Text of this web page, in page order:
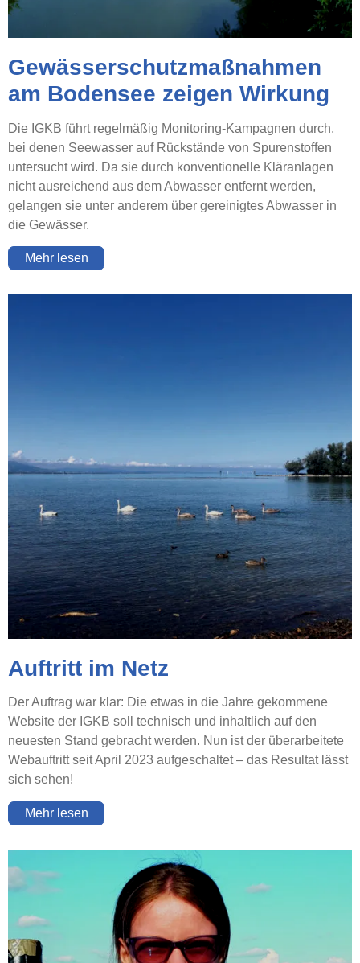
Gewässerschutzmaßnahmen
am Bodensee zeigen Wirkung
Die IGKB führt regelmäßig Monitoring-Kampagnen durch,
bei denen Seewasser auf Rückstände von Spurenstoffen
untersucht wird. Da sie durch konventionelle Kläranlagen
nicht ausreichend aus dem Abwasser entfernt werden,
gelangen sie unter anderem über gereinigtes Abwasser in
die Gewässer.
Mehr lesen
Auftritt im Netz
Der Auftrag war klar: Die etwas in die Jahre gekommene
Website der IGKB soll technisch und inhaltlich auf den
neuesten Stand gebracht werden. Nun ist der überarbeitete
Webauftritt seit April 2023 aufgeschaltet – das Resultat lässt
sich sehen!
Mehr lesen